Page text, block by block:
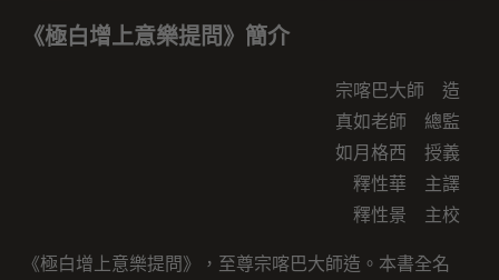
《極白增上意樂提問》簡介
宗喀巴大師 造
真如老師 總監
如月格西 授義
釋性華 主譯
釋性景 主校
《極白增上意樂提問》，至尊宗喀巴大師造。本書全名